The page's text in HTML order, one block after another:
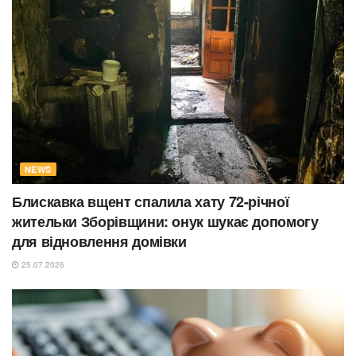
NEWS
Блискавка вщент спалила хату 72-річної
жительки Зборівщини: онук шукає допомогу
для відновлення домівки
25.07.2026